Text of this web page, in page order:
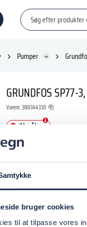
bruger cookies
til at tilpasse vores
Pumper
GRUNDFOS SP77-
Varenr.:388344330
Ikke på lager
70.712,50 DKK